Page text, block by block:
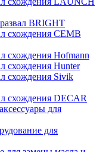
BRIGHT
схождения CEMB
схождения Hofmann
схождения Hunter
схождения Sivik
схождения DECAR
для
для